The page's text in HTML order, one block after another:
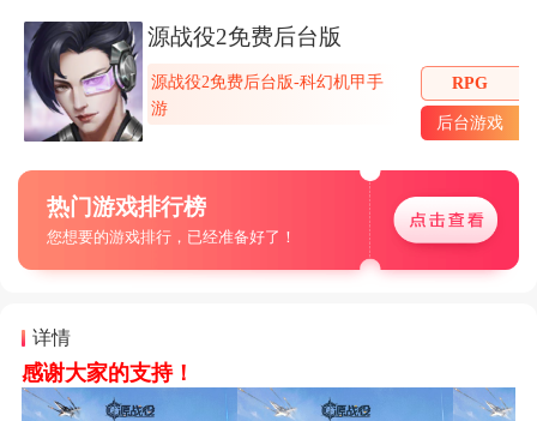
源战役2免费后台版
源战役2免费后台版-科幻机甲手
游
RPG
后台游戏
热门游戏排行榜
您想要的游戏排行，已经准备好了！
详情
感谢大家的支持！